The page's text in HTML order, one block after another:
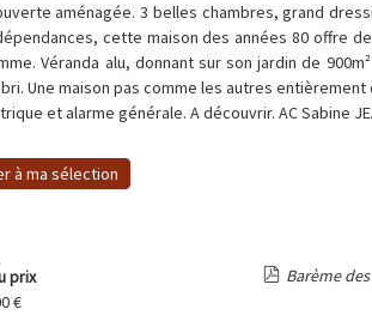
aménagée. 3 belles chambres, grand
cette maison des années 80 offre
Véranda alu, donnant sur son jardin de
Une maison pas comme les autres
et alarme générale. A découvrir. AC Sabine
à ma sélection
prix
Barème
€